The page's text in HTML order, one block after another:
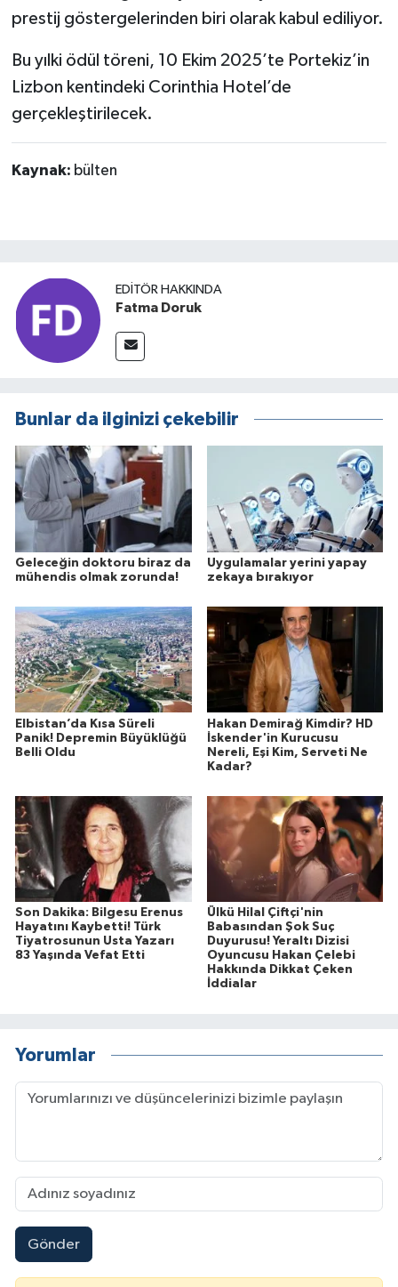
prestij göstergelerinden biri olarak kabul ediliyor.
Bu yılki ödül töreni, 10 Ekim 2025’te Portekiz’in
Lizbon kentindeki Corinthia Hotel’de
gerçekleştirilecek.
Kaynak: bülten
EDITÖR HAKKINDA
Fatma Doruk
Bunlar da ilginizi çekebilir
Geleceğin doktoru biraz da
mühendis olmak zorunda!
Uygulamalar yerini yapay
zekaya bırakıyor
Elbistan’da Kısa Süreli
Panik! Depremin Büyüklüğü
Belli Oldu
Hakan Demirağ Kimdir? HD
İskender'in Kurucusu
Nereli, Eşi Kim, Serveti Ne
Kadar?
Son Dakika: Bilgesu Erenus
Hayatını Kaybetti! Türk
Tiyatrosunun Usta Yazarı
83 Yaşında Vefat Etti
Ülkü Hilal Çiftçi'nin
Babasından Şok Suç
Duyurusu! Yeraltı Dizisi
Oyuncusu Hakan Çelebi
Hakkında Dikkat Çeken
İddialar
Yorumlar
Gönder